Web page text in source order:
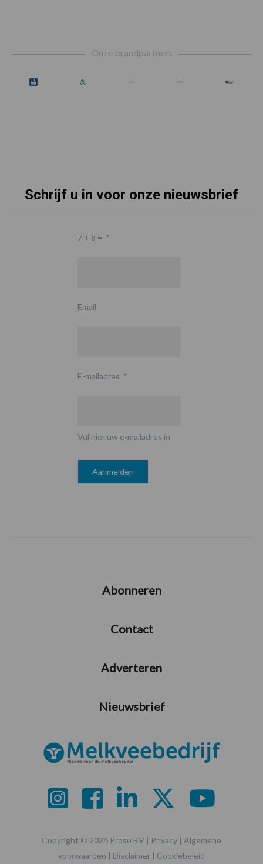
Onze brandpartners
Schrijf u in voor onze nieuwsbrief
7 + 8 = *
Email
E-mailadres *
Vul hier uw e-mailadres in
Abonneren
Contact
Adverteren
Nieuwsbrief
Copyright © 2026 Prosu BV | Privacy | Algemene
voorwaarden | Disclaimer | Cookiebeleid